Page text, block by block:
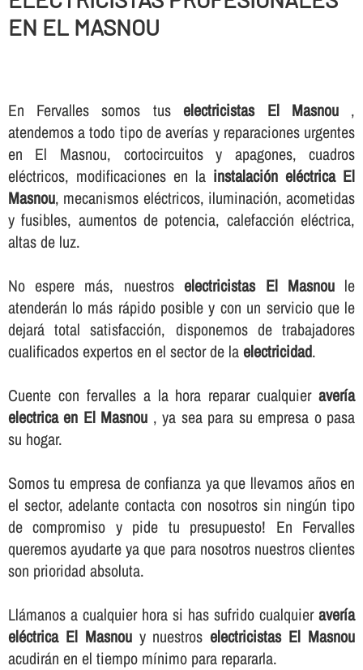
EN EL MASNOU
En Fervalles somos tuselectricistas El Masnou,
atendemos a todo tipo de averí­as y reparaciones urgentes
en El Masnou, cortocircuitos y apagones, cuadros
eléctricos, modificaciones en la instalación eléctrica El
Masnou, mecanismos eléctricos, iluminación, acometidas
y fusibles, aumentos de potencia, calefacción eléctrica,
altas de luz.
No espere más, nuestroselectricistas El Masnoule
atenderán lo más rápido posible y con un servicio que le
dejará total satisfacción, disponemos de trabajadores
cualificados expertos en el sector de laelectricidad.
Cuente con fervalles a la hora reparar cualquieraverí­a
electrica en El Masnou , ya sea para su empresa o pasa
su hogar.
Somos tu empresa de confianza ya que llevamos años en
el sector, adelante contacta con nosotros sin ningún tipo
de compromiso y pide tu presupuesto! En Fervalles
queremos ayudarte ya que para nosotros nuestros clientes
son prioridad absoluta.
Llámanos a cualquier hora si has sufrido cualquieraverí­a
eléctrica El Masnouy nuestroselectricistas El Masnou
acudirán en el tiempo mí­nimo para repararla.